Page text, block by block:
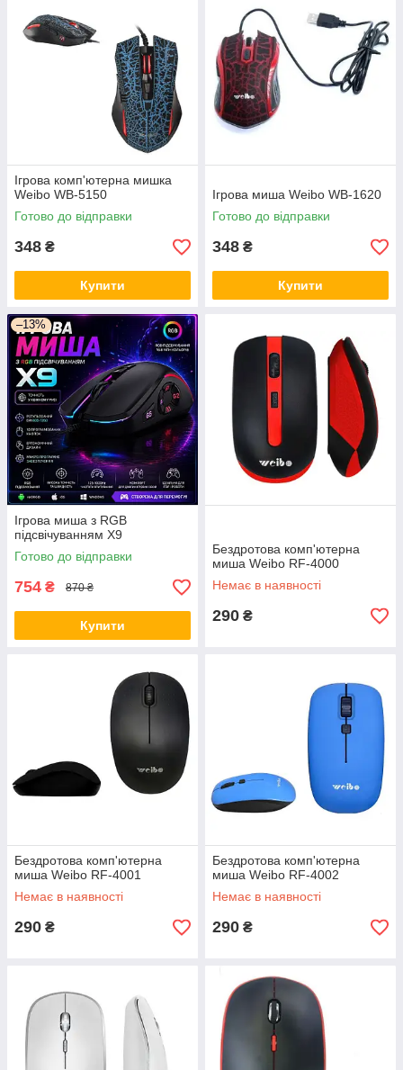
Ігрова комп'ютерна мишка
Weibo WB-5150
Готово до відправки
348 ₴
Купити
Ігрова миша Weibo WB-1620
Готово до відправки
348 ₴
Купити
–13%
Ігрова миша з RGB
підсвічуванням X9
Готово до відправки
754 ₴ 870 ₴
Купити
Бездротова комп'ютерна
миша Weibo RF-4000
Немає в наявності
290 ₴
Бездротова комп'ютерна
миша Weibo RF-4001
Немає в наявності
290 ₴
Бездротова комп'ютерна
миша Weibo RF-4002
Немає в наявності
290 ₴